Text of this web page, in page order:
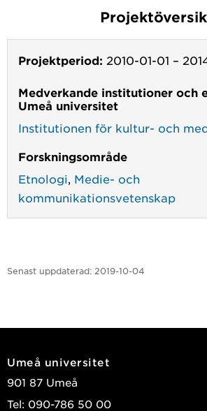
Projektperiod: 2010-01-01 –
Medverkande institutioner och
Umeå universitet
Institutionen för kultur- och
Forskningsområde
Etnologi Medie- och
kommunikationsvetenskap
Senast uppdaterad: 2019-10-04
Umeå universitet
901 87 Umeå
Tel: 090-786 50 00